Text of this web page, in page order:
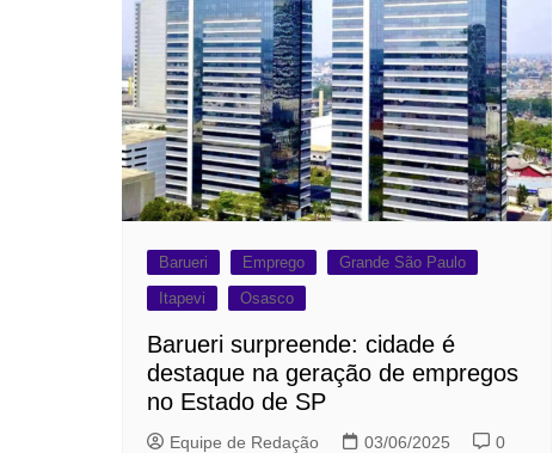
Barueri Emprego
Grande São Paulo
Itapevi
Osasco
Barueri surpreende: cidade é
destaque na geração de empregos
no Estado de SP
Equipe de Redação 03/06/2025 0